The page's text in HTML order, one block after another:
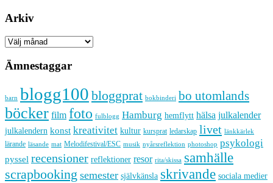
Arkiv
Arkiv
Ämnestaggar
barn blogg100 bloggprat bokbinderi bo utomlands
böcker film foto fulblogg Hamburg hemflytt hälsa julkalender
julkalendern konst kreativitet kultur kursprat ledarskap livet länkkärlek
lärande läsande mat Melodifestival/ESC musik nyårsreflektion photoshop psykologi
pyssel recensioner reflektioner resor rita/skissa samhälle
scrapbooking semester självkänsla skrivande sociala medier